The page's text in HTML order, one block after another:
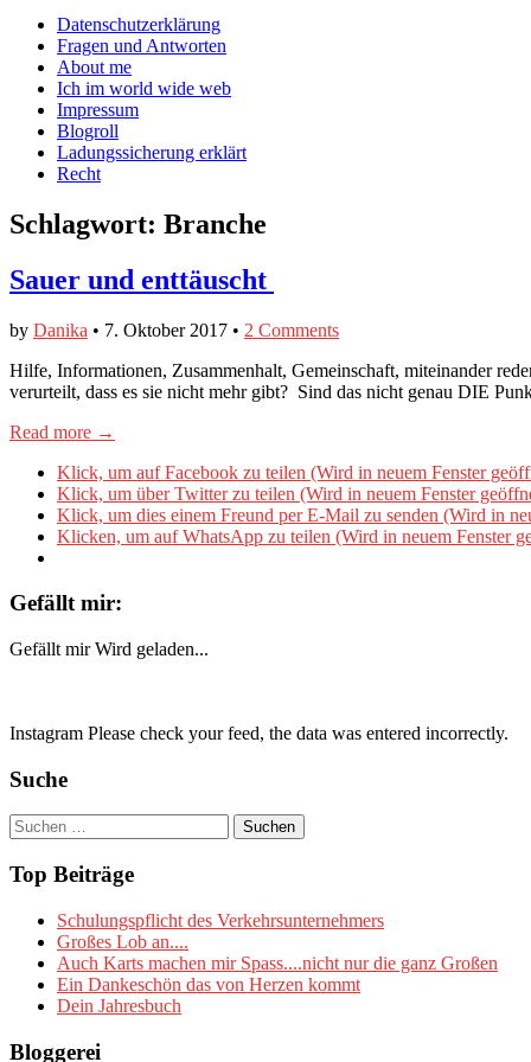
Facebook
anzeigen
Twitter
anzeigen
auf
Instagram
anzeigen
Main
menu
Skip
content
Datenschutzerklärung
Fragen und Antworten
About me
Ich im world wide web
Impressum
Blogroll
Ladungssicherung erklärt
Recht
Schlagwort: Branche
Sauer und enttäuscht
by Danika • 7. Oktober 2017 • 2 Comments
Hilfe, Informationen, Zusammenhalt, Gemeinschaft, miteinander
verurteilt, dass es sie nicht mehr gibt? Sind das nicht genau DIE
Read more →
Klick, um auf Facebook zu teilen (Wird in neuem Fenster
Klick, um über Twitter zu teilen (Wird in neuem Fenster
Klick, um dies einem Freund per E-Mail zu senden (Wird in
Klicken, um auf WhatsApp zu teilen (Wird in neuem Fenster
Gefällt mir:
Gefällt mir Wird geladen...
Instagram Please check your feed, the data was entered incorrectly.
Suche
Suchen
nach:
Top Beiträge
Schulungspflicht des Verkehrsunternehmers
Großes Lob an....
Auch Karts machen mir Spass....nicht nur die ganz Großen
Ein Dankeschön das von Herzen kommt
Dein Jahresbuch
Bloggerei